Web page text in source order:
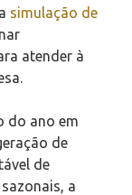
simulação de
atender à
do ano em
de
de
a